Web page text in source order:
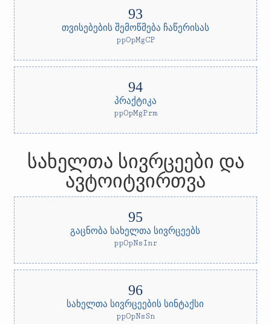
თვისებების შემოწმება ჩაწერისას
ppOpMgCP
პრაქტიკა
ppOpMgPrm
სახელთა სივრცეები და
ავტოიტვირთვა
გაცნობა სახელთა სივრცეებს
ppOpNsInr
სახელთა სივრცეების სინტაქსი
ppOpNsSn